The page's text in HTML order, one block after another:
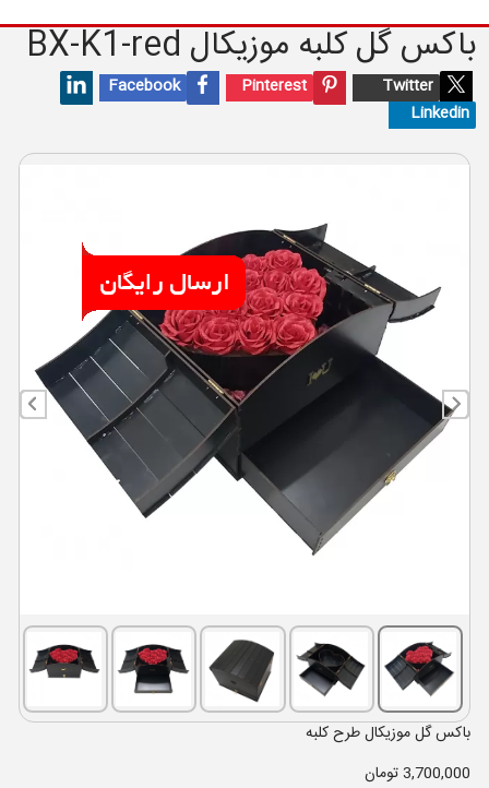
باکس گل کلبه موزیکال BX-K1-red
Twitter
Pinterest
Facebook
Linkedin
باکس گل موزیکال طرح کلبه
3,700,000 تومان